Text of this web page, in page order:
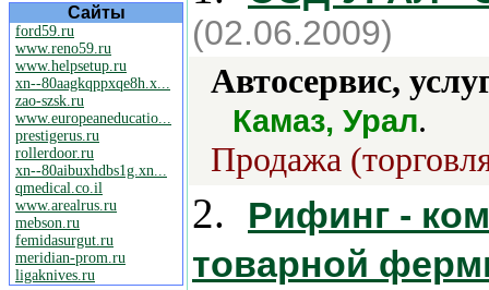
Сайты
ford59.ru
www.reno59.ru
www.helpsetup.ru
xn--80aagkqppxqe8h.x...
zao-szsk.ru
www.europeaneducatio...
prestigerus.ru
rollerdoor.ru
xn--80aibuxhdbs1g.xn...
qmedical.co.il
www.arealrus.ru
mebson.ru
femidasurgut.ru
meridian-prom.ru
ligaknives.ru
(02.06.2009)
Автосервис,
Камаз, Урал.
Продажа
2.
Рифинг -
товарной